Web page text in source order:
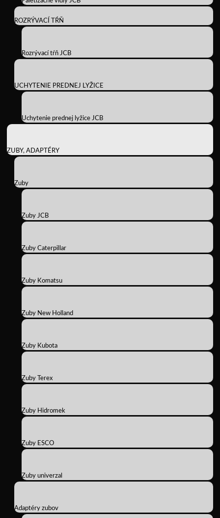
ROZRÝVACÍ TŔŇ
Rozrývací tŕň JCB
UCHYTENIE PREDNEJ LYŽICE
Uchytenie prednej lyžice JCB
ZUBY, ADAPTÉRY
Zuby
Zuby JCB
Zuby Caterpillar
Zuby Komatsu
Zuby New Holland
Zuby Kubota
Zuby Terex
Zuby Hidromek
Zuby ESCO
Zuby univerzal
Adaptéry zubov